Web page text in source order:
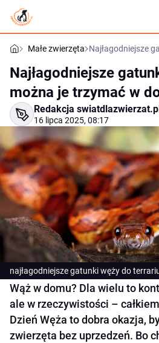
Małe zwierzęta Najłagodniejsze
Najłagodniejsze
można je trzymać w
Redakcja
16 lipca 2025, 08:17
najłagodniejsze gatunki węży do
Wąż w domu? Dla wielu to
ale w rzeczywistości –
Dzień Węża to dobra okazja,
zwierzęta bez uprzedzeń. Bo